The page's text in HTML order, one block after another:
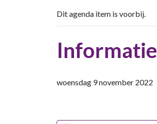
Dit agenda item is voorbij.
woensdag 9 november 2022